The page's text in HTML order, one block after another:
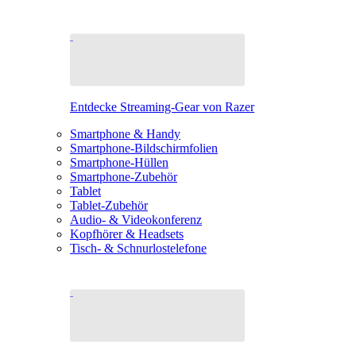
Entdecke Streaming-Gear von Razer
Smartphone & Handy
Smartphone-Bildschirmfolien
Smartphone-Hüllen
Smartphone-Zubehör
Tablet
Tablet-Zubehör
Audio- & Videokonferenz
Kopfhörer & Headsets
Tisch- & Schnurlostelefone